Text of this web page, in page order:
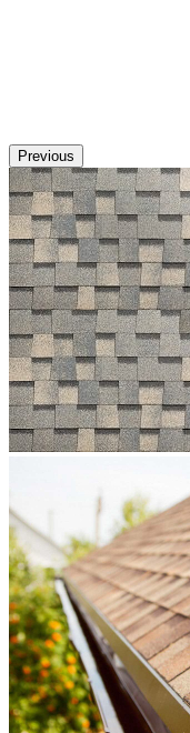
Previous